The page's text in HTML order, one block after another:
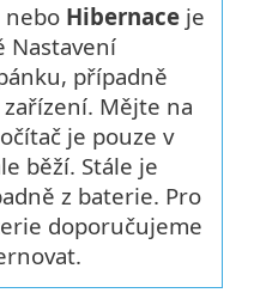
nebo Hibernace je
Nastavení
případně
Mějte na
je pouze v
běží. Stále je
z baterie. Pro
doporučujeme